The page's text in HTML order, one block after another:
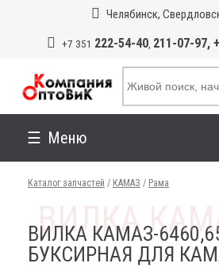
Челябинск,
+7 351 222-54-40, 211-07-97,
Меню
Каталог запчастей / КАМАЗ / Рама
ВИЛКА КАМАЗ-
БУКСИРНАЯ ДЛЯ